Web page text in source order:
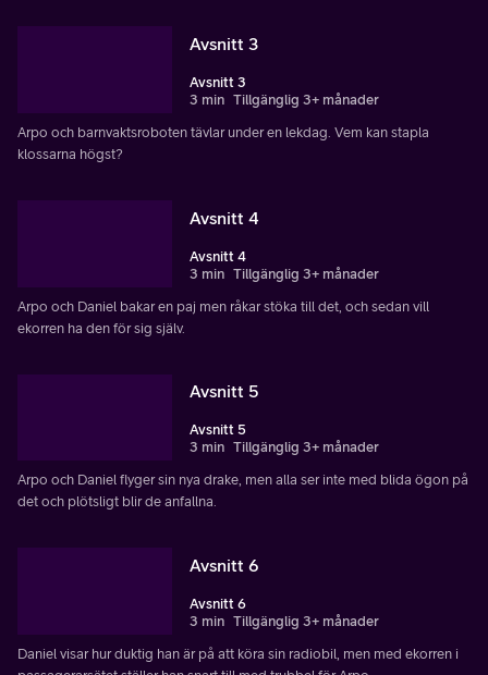
Avsnitt 3
Avsnitt 3
3 min Tillgänglig 3+ månader
Arpo och barnvaktsroboten tävlar under en lekdag. Vem kan stapla
klossarna högst?
Avsnitt 4
Avsnitt 4
3 min Tillgänglig 3+ månader
Arpo och Daniel bakar en paj men råkar stöka till det, och sedan vill
ekorren ha den för sig själv.
Avsnitt 5
Avsnitt 5
3 min Tillgänglig 3+ månader
Arpo och Daniel flyger sin nya drake, men alla ser inte med blida ögon på
det och plötsligt blir de anfallna.
Avsnitt 6
Avsnitt 6
3 min Tillgänglig 3+ månader
Daniel visar hur duktig han är på att köra sin radiobil, men med ekorren i